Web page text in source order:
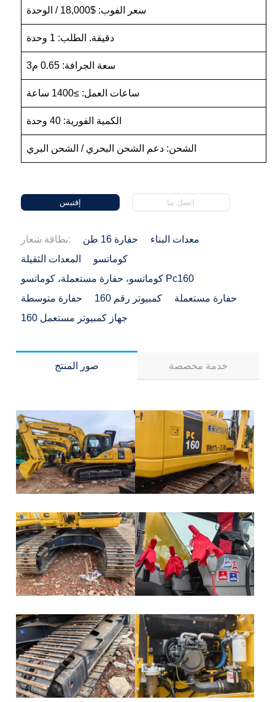
سعر الفوب: $18,000 / الوحدة
دقيقة. الطلب: 1 وحدة
سعة الجرافة: 0.65 م3
ساعات العمل: ≥1400 ساعة
الكمية الفورية: 40 وحدة
الشحن: دعم الشحن البحري / الشحن البري
إقتبس اتصل بنا
بطاقة شعار: حفارة 16 طن
معدات البناء
المعدات الثقيلة
كوماتسو
كوماتسو، حفارة مستعملة، كوماتسو Pc160
حفارة متوسطة
كمبيوتر رقم 160
حفارة مستعملة
جهاز كمبيوتر مستعمل 160
صور المنتج خدمة مخصصة